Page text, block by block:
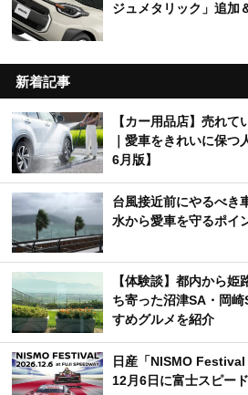
ジュメタリック」追加
新着記事
【カー用品店】売れ
｜愛車をきれいに保
6月版】
台風接近前にやるべき
水から愛車を守るポイ
【体験談】都内から
ち寄った沼津SA・岡
すめグルメを紹介
日産「NISMO
12月6日に富士スピー